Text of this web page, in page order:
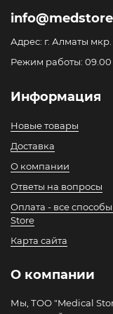
Адрес: г. Алматы
Режим работы: 09.00
Информация
Новые товары
Доставка
О компании
Ответы на вопросы
Оплата - все
Store
Карта сайта
О компании
Мы, ТОО "Medical